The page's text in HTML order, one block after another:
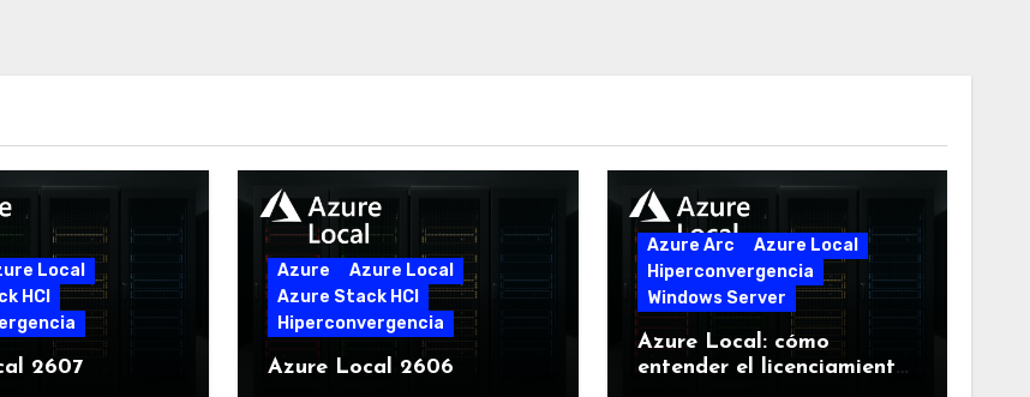
Local
HCI
2607
Azure
Azure Local
Azure Stack HCI
Hiperconvergencia
Azure Local 2606
Azure Arc
Azure Local
Hiperconvergencia
Windows Server
Azure Local: cómo
entender el licenciamiento